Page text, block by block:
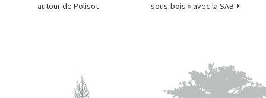
autour de Polisot sous-bois » avec la SAB